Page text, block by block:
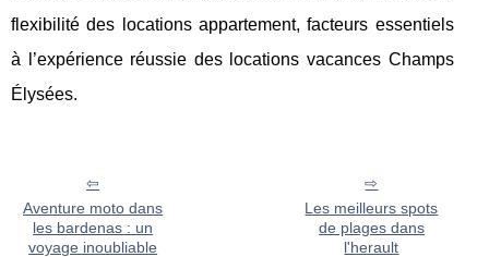
flexibilité des locations appartement, facteurs essentiels
à l’expérience réussie des locations vacances Champs
Élysées.
Aventure moto dans
les bardenas : un
voyage inoubliable
Les meilleurs spots
de plages dans
l'herault